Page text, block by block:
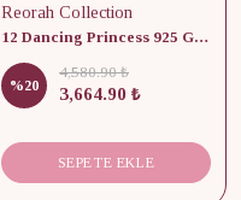
Reorah Collection
12 Dancing Princess 925 Gümüş/ Kolye, Küpe ve Yüzük Set
%20
4,580.90 ₺
3,664.90 ₺
SEPETE EKLE